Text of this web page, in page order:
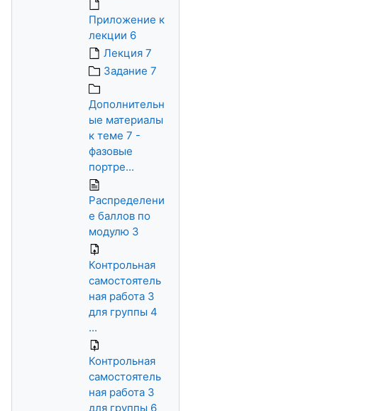
Приложение к
лекции 6
Лекция 7
Задание 7
Дополнительн
ые материалы
к теме 7 -
фазовые
портре...
Распределени
е баллов по
модулю 3
Контрольная
самостоятель
ная работа 3
для группы 4
...
Контрольная
самостоятель
ная работа 3
для группы 6